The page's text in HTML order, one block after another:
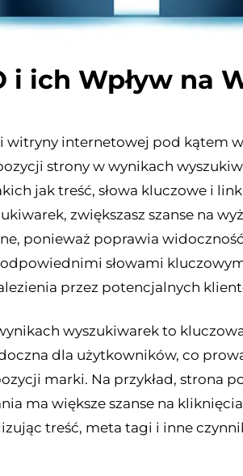
i ich Wpływ na
witryny internetowej pod kątem
strony w wynikach
jak treść, słowa kluczowe i
zwiększasz szanse na
ponieważ poprawia
słowami
przez potencjalnych
wyszukiwarek to
dla użytkowników, co
marki. Na przykład, strona
ma większe szanse na
treść, meta tagi i inne